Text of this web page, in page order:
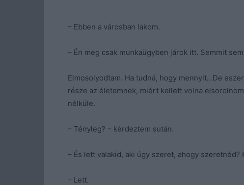
– Ebben a városban lakom.
– Én meg csak munkaügyben járok itt. Semmit
Elmosolyodtam. Ha tudná, hogy mennyit…De
része az életemnek, miért kellett volna
nélküle.
– Tényleg? – kérdeztem sután.
– És lett valakid, aki úgy szeret, ahogy
– Lett.